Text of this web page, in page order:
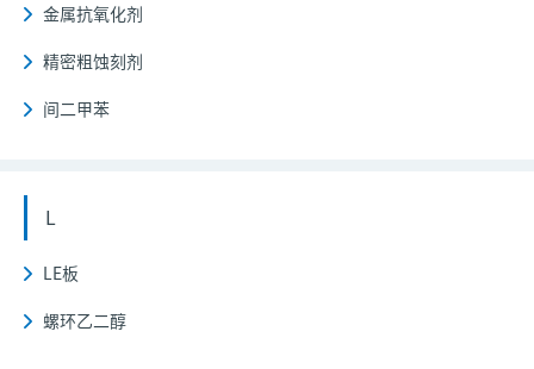
金属抗氧化剂
精密粗蚀刻剂
间二甲苯
L
LE板
螺环乙二醇